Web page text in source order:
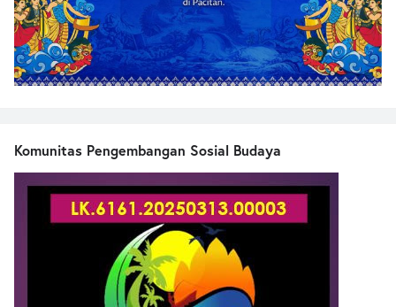
Komunitas Pengembangan Sosial Budaya